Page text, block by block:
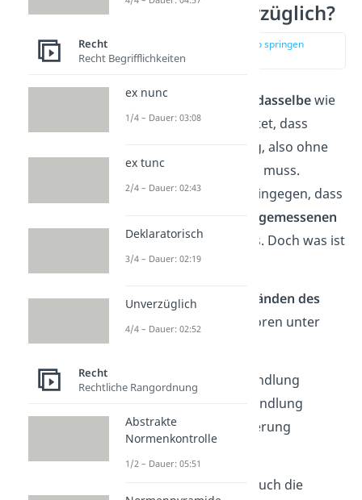
Was heißt unverzüglich?
zur Stelle im Video springen
(01:12)
„Unverzüglich“ ist nicht dasselbewie
„sofort“. „Sofort“ bedeutet, dass
etwas ohne Verzögerung, also ohne
Zeitverzug getan werden muss.
Unverzüglich bedeutet hingegen, dass
angemessenen
Fristgetan werden muss. Doch was ist
eine angemessene Frist?
Die hängt von den
Umständen des
Einzelfalls
ab. Dazu gehören unter
anderem:
Dringlichkeit
der Handlung
der Handlung
Folgeneiner Verzögerung
Bei der Bestimmung der
angemessenen Frist ist auch die
Recht
Recht Begrifflichkeiten
ex nunc
1/4 – Dauer: 03:08
ex tunc
2/4 – Dauer: 02:43
Deklaratorisch
3/4 – Dauer: 02:19
Unverzüglich
4/4 – Dauer: 02:52
Recht
Rechtliche Rangordnung
Abstrakte
Normenkontrolle
1/2 – Dauer: 05:51